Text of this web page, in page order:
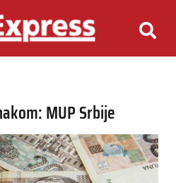
MUP Srbije